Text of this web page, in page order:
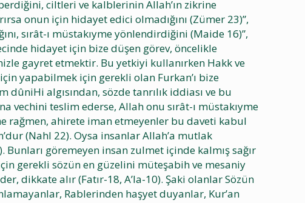
ciltleri ve kalblerinin Allah’ın zikrine
onun için hidayet edici olmadığını (Zümer 23)”,
sırât-ı müstakıyme yönlendirdiğini (Maide 16)”,
hidayet için bize düşen görev, öncelikle
gayret etmektir. Bu yetkiyi kullanırken Hakk ve
yapabilmek için gerekli olan Furkan’ı bize
dûniHi algısından, sözde tanrılık iddiası ve bu
vechini teslim ederse, Allah onu sırât-ı müstakıyme
rağmen, ahirete iman etmeyenler bu daveti kabul
(Nahl 22). Oysa insanlar Allah’a mutlak
göremeyen insan zulmet içinde kalmış sağır
gerekli sözün en güzelini müteşabih ve mesaniy
dikkate alır (Fatır-18, A’la-10). Şaki olanlar Sözün
Rablerinden haşyet duyanlar, Kur’an